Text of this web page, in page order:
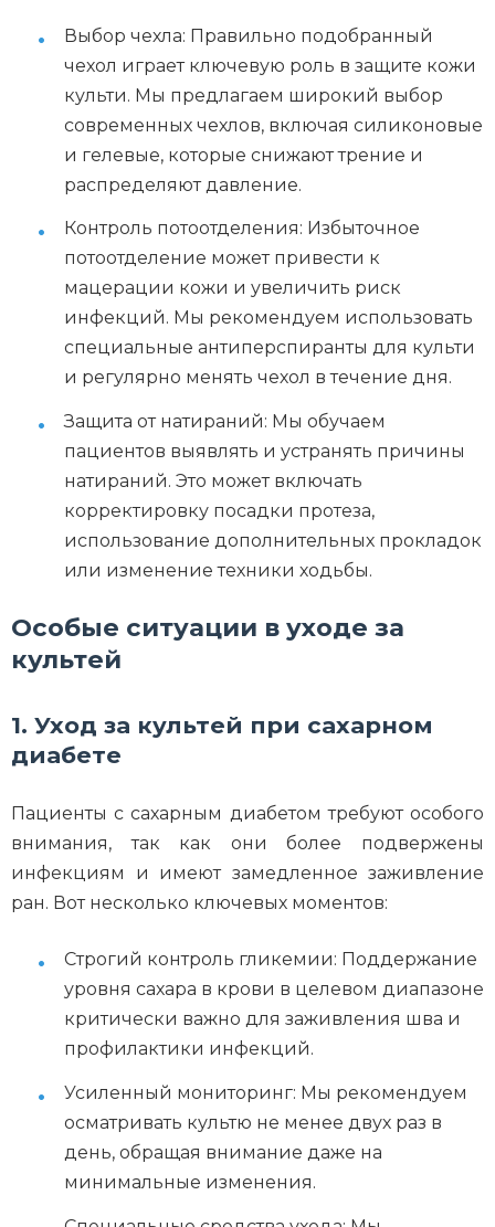
Выбор чехла: Правильно подобранный
чехол играет ключевую роль в защите кожи
культи. Мы предлагаем широкий выбор
современных чехлов, включая силиконовые
и гелевые, которые снижают трение и
распределяют давление.
Контроль потоотделения: Избыточное
потоотделение может привести к
мацерации кожи и увеличить риск
инфекций. Мы рекомендуем использовать
специальные антиперспиранты для культи
и регулярно менять чехол в течение дня.
Защита от натираний: Мы обучаем
пациентов выявлять и устранять причины
натираний. Это может включать
корректировку посадки протеза,
использование дополнительных прокладок
или изменение техники ходьбы.
Особые ситуации в уходе за
культей
1. Уход за культей при сахарном
диабете
Пациенты с сахарным диабетом требуют особого
внимания, так как они более подвержены
инфекциям и имеют замедленное заживление
ран. Вот несколько ключевых моментов:
Строгий контроль гликемии: Поддержание
уровня сахара в крови в целевом диапазоне
критически важно для заживления шва и
профилактики инфекций.
Усиленный мониторинг: Мы рекомендуем
осматривать культю не менее двух раз в
день, обращая внимание даже на
минимальные изменения.